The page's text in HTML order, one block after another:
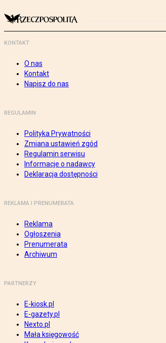
KONTAKT
O nas
Kontakt
Napisz do nas
REGULAMIN
Polityka Prywatności
Zmiana ustawień zgód
Regulamin serwisu
Informacje o nadawcy
Deklaracja dostępności
REKLAMA I PRENUMERATA
Reklama
Ogłoszenia
Prenumerata
Archiwum
PARTNERZY
E-kiosk.pl
E-gazety.pl
Nexto.pl
Mała księgowość